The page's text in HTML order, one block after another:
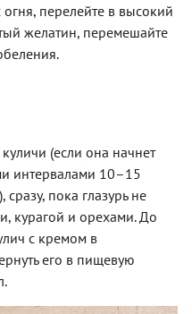
перелейте в высокий
желатин, перемешайте
(если она начнет
интервалами 10–15
пока глазурь не
курагой и орехами. До
с кремом в
его в пищевую